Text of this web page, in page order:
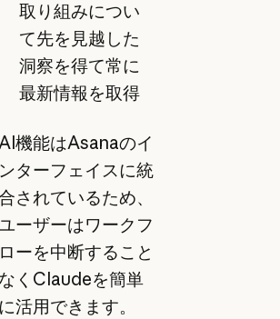
取り組みについ
て先を見越した
洞察を得て常に
最新情報を取得
機能はAsanaのイ
ンターフェイスに統
されているため、
ーザーはワークフ
ローを中断すること
なくClaudeを簡単
に活用できます。